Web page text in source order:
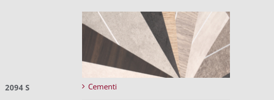
2094 S Cementi